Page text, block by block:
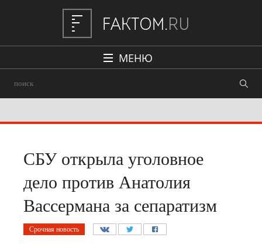
МЕНЮ
СБУ открыла уголовное
дело против Анатолия
Вассермана за сепаратизм
Срочная новость